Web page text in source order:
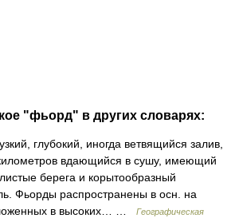
"фьорд" в других словарях:
глубокий, иногда ветвящийся залив,
вдающийся в сушу, имеющий
берега и корытообразный
Фьорды распространены в осн. на
в высоких… …
Географическая